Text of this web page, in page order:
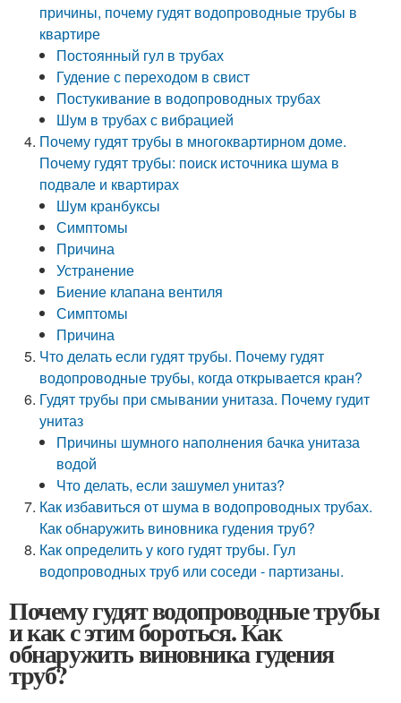
причины, почему гудят водопроводные трубы в
квартире
Постоянный гул в трубах
Гудение с переходом в свист
Постукивание в водопроводных трубах
Шум в трубах с вибрацией
Почему гудят трубы в многоквартирном доме.
Почему гудят трубы: поиск источника шума в
подвале и квартирах
Шум кранбуксы
Симптомы
Причина
Устранение
Биение клапана вентиля
Симптомы
Причина
Что делать если гудят трубы. Почему гудят
водопроводные трубы, когда открывается кран?
Гудят трубы при смывании унитаза. Почему гудит
унитаз
Причины шумного наполнения бачка унитаза
водой
Что делать, если зашумел унитаз?
Как избавиться от шума в водопроводных трубах.
Как обнаружить виновника гудения труб?
Как определить у кого гудят трубы. Гул
водопроводных труб или соседи - партизаны.
Почему гудят водопроводные трубы
и как с этим бороться. Как
обнаружить виновника гудения
труб?